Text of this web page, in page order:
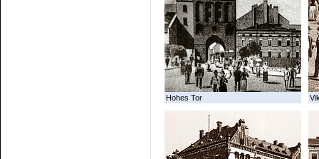
Hohes Tor